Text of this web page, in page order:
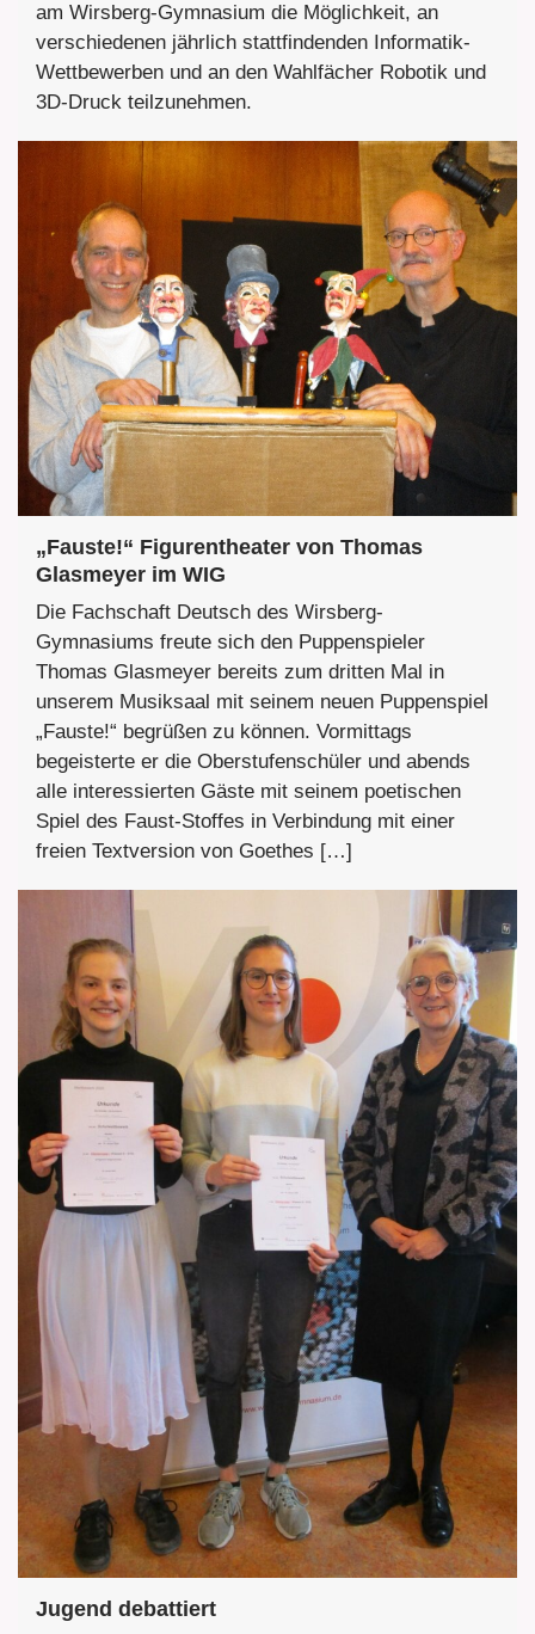
am Wirsberg-Gymnasium die Möglichkeit, an
verschiedenen jährlich stattfindenden Informatik-
Wettbewerben und an den Wahlfächer Robotik und
3D-Druck teilzunehmen.
„Fauste!“ Figurentheater von Thomas
Glasmeyer im WIG
Die Fachschaft Deutsch des Wirsberg-
Gymnasiums freute sich den Puppenspieler
Thomas Glasmeyer bereits zum dritten Mal in
unserem Musiksaal mit seinem neuen Puppenspiel
„Fauste!“ begrüßen zu können. Vormittags
begeisterte er die Oberstufenschüler und abends
alle interessierten Gäste mit seinem poetischen
Spiel des Faust-Stoffes in Verbindung mit einer
freien Textversion von Goethes […]
Jugend debattiert